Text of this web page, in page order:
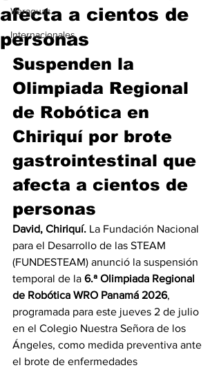
Veraguas
Internacionales
afecta a cientos de
personas
Suspenden la
Olimpiada Regional
de Robótica en
Chiriquí por brote
gastrointestinal que
afecta a cientos de
personas
David, Chiriquí. La Fundación Nacional
para el Desarrollo de las STEAM
(FUNDESTEAM) anunció la suspensión
temporal de la 6.ª Olimpiada Regional
de Robótica WRO Panamá 2026,
programada para este jueves 2 de julio
en el Colegio Nuestra Señora de los
Ángeles, como medida preventiva ante
el brote de enfermedades